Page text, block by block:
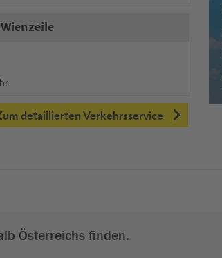
detaillierten Verkehrsservice